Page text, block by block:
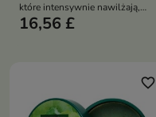
które intensywnie nawilżają,
odżywiają i pomagają wygładzić
16,56 £
favorite_border